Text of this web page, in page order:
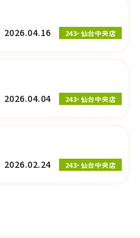
2026.04.16
243・仙台中央店
2026.04.04
243・仙台中央店
2026.02.24
243・仙台中央店